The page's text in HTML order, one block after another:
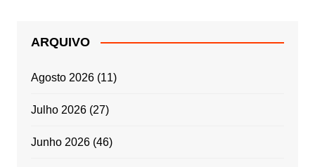
ARQUIVO
Agosto 2026(11)
Julho 2026(27)
Junho 2026(46)